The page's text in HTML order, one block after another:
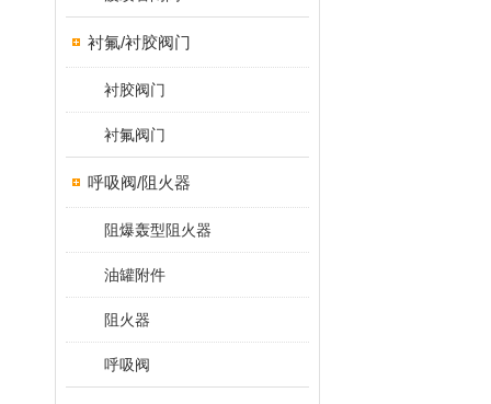
衬氟/衬胶阀门
衬胶阀门
衬氟阀门
呼吸阀/阻火器
阻爆轰型阻火器
油罐附件
阻火器
呼吸阀